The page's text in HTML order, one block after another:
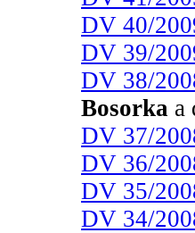
DV 40/
DV 39/
DV 38/
Bosorka a
DV 37/
DV 36/
DV 35/
DV 34/